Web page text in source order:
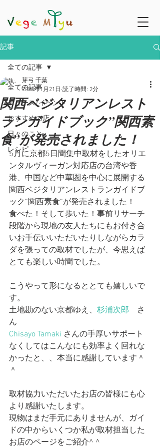
記事
全ての記事
ニュース/イベント
おすすめの店
日々のこと
レシピ
全ての記事
関西ベジタリアンレスト
ランガイドブック”関西素
食”が発売されました！
芽弓 千葉
2020年1月21日 読了時間: 2分
5月に京都5日間集中取材をしたオリエ
ンタルヴィーガン対応店の台湾や香
港、中国など中華圏を中心に展開する
関西ベジタリアンレストランガイドブ
ック”関西素食”が発売されました！
食べた！そして歩いた！事前リサーチ
段階から現地の友人たちにもお付き合
いお手伝いいただいたりしながらカラ
ダを張っての取材でしたが、今思えば
とても楽しい時間でした。
こうやって形になるととても嬉しいで
す。
土地勘のない京都ゆえ、 杉浦次郎 さ
ん
Chisayo Tamaki さんの手厚いサポート
なくしてはこんなにも効率よく回れな
かったと、、本当に感謝しています＾
＾
取材協力いただいたお店の皆様にも心
より感謝いたします。
現物はまだ手元にありませんが、ガイ
ドの中からいくつか私が取材担当した
お店のページをご紹介^ ^